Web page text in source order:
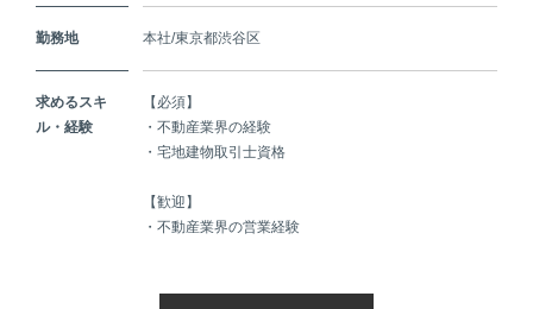
勤務地 本社/東京都渋谷区
求めるスキ
ル・経験
【必須】
・不動産業界の経験
・宅地建物取引士資格
【歓迎】
・不動産業界の営業経験